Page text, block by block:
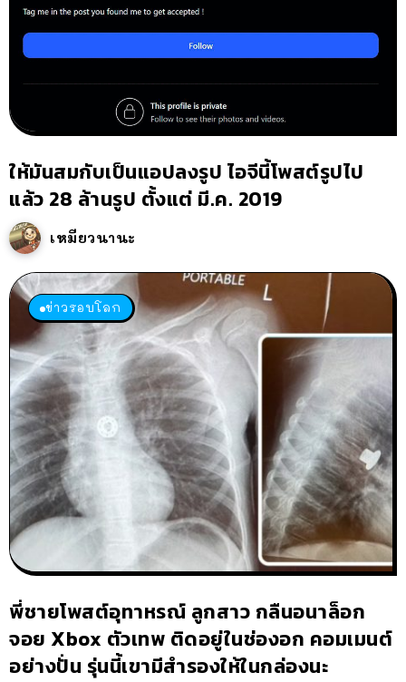
ให้มันสมกับเป็นแอปลงรูป ไอจีนี้โพสต์รูปไป
แล้ว 28 ล้านรูป ตั้งแต่ มี.ค. 2019
เหมียวนานะ
ข่าวรอบโลก
พี่ชายโพสต์อุทาหรณ์ ลูกสาว กลืนอนาล็อก
จอย Xbox ตัวเทพ ติดอยู่ในช่องอก คอมเมนต์
อย่างปั่น รุ่นนี้เขามีสำรองให้ในกล่องนะ